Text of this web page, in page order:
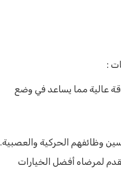
:
عالية مما يساعد في وضع
وظائفهم الحركية والعصبية.
لمرضاه أفضل الخيارات